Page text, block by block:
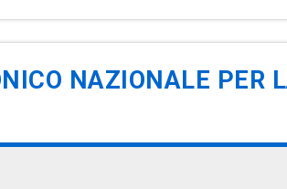
NAZIONALE PER